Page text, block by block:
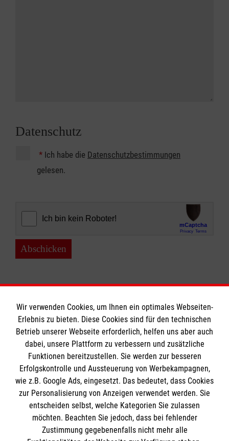
Datenschutz
* Ich habe die Datenschutzbestimmungen
gelesen.
Abschicken
Informationen
Impressum
Datenschutz
Kontakt
Barrierefreiheit
Die Malteser
Malteser in Deutschland
Wir verwenden Cookies, um Ihnen ein optimales Webseiten-
Erlebnis zu bieten. Diese Cookies sind für den technischen
Betrieb unserer Webseite erforderlich, helfen uns aber auch
dabei, unsere Plattform zu verbessern und zusätzliche
Funktionen bereitzustellen. Sie werden zur besseren
Erfolgskontrolle und Aussteuerung von Werbekampagnen,
wie z.B. Google Ads, eingesetzt. Das bedeutet, dass Cookies
zur Personalisierung von Anzeigen verwendet werden. Sie
entscheiden selbst, welche Kategorien Sie zulassen
möchten. Beachten Sie jedoch, dass bei fehlender
Zustimmung gegebenenfalls nicht mehr alle